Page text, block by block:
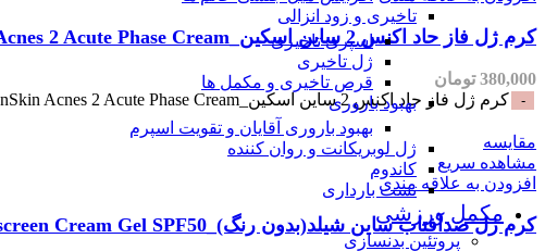
تاخیری و زود انزالی
اسپری تاخیری
ژل تاخیری
قرص تاخیری و مکمل ها
بهبود باروری
بهبود باروری آقایان و تقویت اسپرم
ژل لوبریکانت و روان کننده
کاندوم
تست بارداری
مکمل ورزشی
پروتئین بدنسازی
کرم ژل فاز حاد اکنس 2 ساین اسکین_SynSkin Acnes 2 Acute Phase Cream
380,000 تومان
کرم ژل فاز حاد اکنس 2 ساین اسکین_SynSkin Acnes 2 Acute Phase Cream عدد
مقایسه
مشاهده سریع
افزودن به علاقه مندی
کرم ژل ضدآفتاب ساین شیلد(بدون رنگ)_SynSkin Synshield Sunscreen Cream Gel SPF50